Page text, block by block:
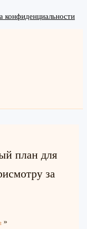
конфиденциальности
план для
за